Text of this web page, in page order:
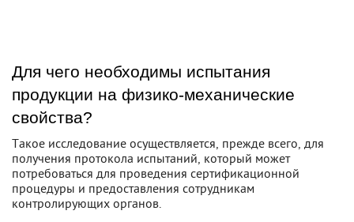
Для чего необходимы испытания
продукции на физико-механические
свойства?
Такое исследование осуществляется, прежде всего, для
получения протокола испытаний, который может
потребоваться для проведения сертификационной
процедуры и предоставления сотрудникам
контролирующих органов.